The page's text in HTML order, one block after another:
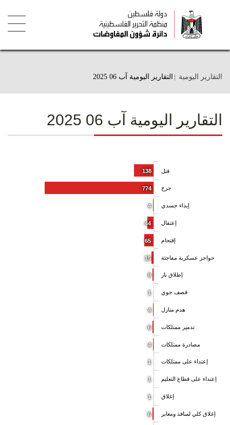
التقارير اليومية التقارير اليومية آب 06 2025
التقارير اليومية آب 06 2025
138
774
4
44
65
15
9
1
4
6
4
1
1
1
6
قتل
جرح
إيذاء جسدي
إعتقال
إقتحام
حواجز عسكرية مفاجئة
إطلاق نار
قصف جوي
هدم منازل
تدمير ممتلكات
مصادرة ممتلكات
إعتداء على ممتلكات
إعتداء على قطاع التعليم
إغلاق
إغلاق كلي لمنافذ ومعابر